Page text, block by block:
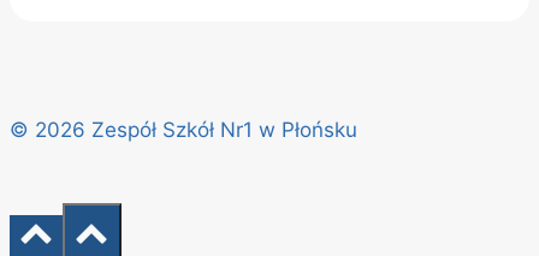
© 2026 Zespół Szkół Nr1 w Płońsku